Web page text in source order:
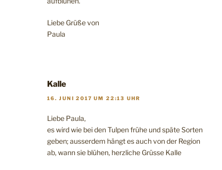
Liebe Grüße von
Paula
Kalle
16. JUNI 2017 UM 22:13 UHR
Liebe Paula,
es wird wie bei den Tulpen frühe und späte Sorten
geben; ausserdem hängt es auch von der Region
ab, wann sie blühen, herzliche Grüsse Kalle